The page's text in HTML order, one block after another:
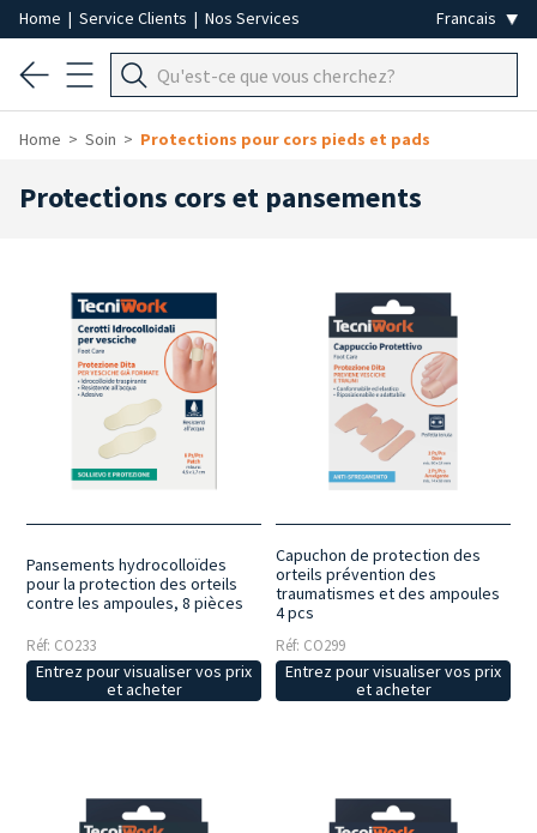
Home | Service Clients | Nos Services
Home Soin Protections pour cors pieds et pads
Protections cors et pansements
Pansements hydrocolloïdes
pour la protection des orteils
contre les ampoules, 8 pièces
Réf: CO233
Entrez pour visualiser vos prix
et acheter
Capuchon de protection des
orteils prévention des
traumatismes et des ampoules
4 pcs
Réf: CO299
Entrez pour visualiser vos prix
et acheter